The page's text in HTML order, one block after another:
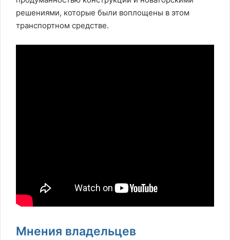
решениями, которые были воплощены в этом
транспортном средстве.
Мнения владельцев